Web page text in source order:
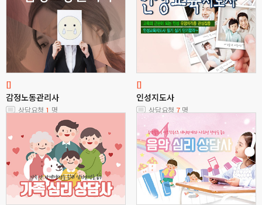
[]
감정노동관리사
상담요청 1 명
[]
인성지도사
상담요청 7명